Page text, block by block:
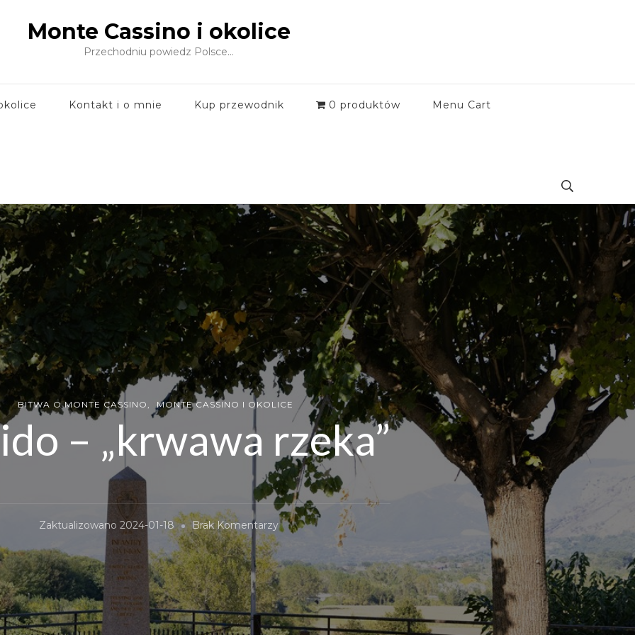
Monte Cassino i okolice
Przechodniu powiedz Polsce…
Kontakt i o mnie Kup przewodnik 0 produktów Menu Cart
BITWA O MONTE CASSINO MONTE CASSINO I OKOLICE
– „krwawa rzeka”
Zaktualizowano 2024-01-18 Brak KomentarzyDo
Rapido
–
„krwawa
Rzeka”